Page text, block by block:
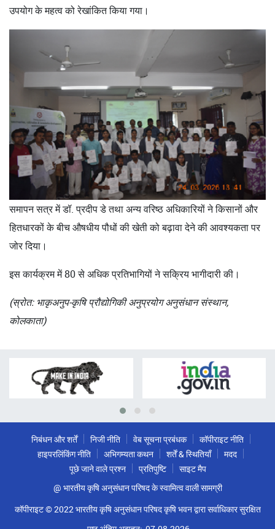
उपयोग के महत्व को रेखांकित किया गया।
समापन सत्र में डॉ. प्रदीप डे तथा अन्य वरिष्ठ अधिकारियों ने किसानों और
हितधारकों के बीच औषधीय पौधों की खेती को बढ़ावा देने की आवश्यकता पर
जोर दिया।
इस कार्यक्रम में 80 से अधिक प्रतिभागियों ने सक्रिय भागीदारी की।
(स्रोत: भाकृअनुप-कृषि प्रौद्योगिकी अनुप्रयोग अनुसंधान संस्थान,
कोलकाता)
निबंधन और शर्तें निजी नीति वेब सूचना प्रबंधक
कॉपीराइट नीति
हाइपरलिंकिंग नीति
अभिगम्यता कथन शर्तें & स्थितियाँ
मदद
पूछे जाने वाले प्रश्न
प्रतिपुष्टि
साइट मैप
@ भारतीय कृषि अनुसंधान परिषद के स्वामित्व वाली सामग्री
कॉपीराइट © 2022 भारतीय कृषि अनुसंधान परिषद कृषि भवन द्वारा सर्वाधिकार सुरक्षित